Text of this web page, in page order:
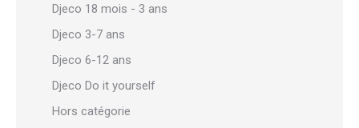
Djeco 18 mois - 3 ans
Djeco 3-7 ans
Djeco 6-12 ans
Djeco Do it yourself
Hors catégorie